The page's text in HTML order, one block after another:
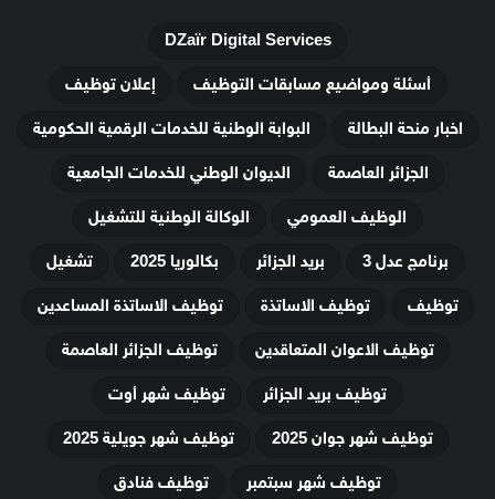
DZaïr Digital Services
أسئلة ومواضيع مسابقات التوظيف
إعلان توظيف
اخبار منحة البطالة
البوابة الوطنية للخدمات الرقمية الحكومية
الجزائر العاصمة
الديوان الوطني للخدمات الجامعية
الوظيف العمومي
الوكالة الوطنية للتشغيل
برنامج عدل 3
بريد الجزائر بكالوريا 2025
تشغيل
توظيف
توظيف الاساتذة
توظيف الاساتذة المساعدين
توظيف الاعوان المتعاقدين
توظيف الجزائر العاصمة
توظيف بريد الجزائر
توظيف شهر أوت
توظيف شهر جوان 2025
توظيف شهر جويلية 2025
توظيف شهر سبتمبر
توظيف فنادق